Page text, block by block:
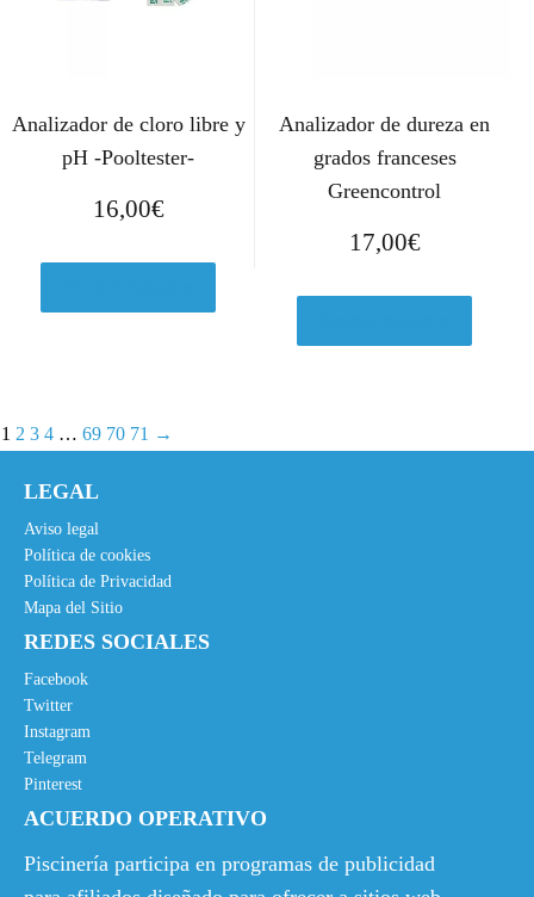
Analizador de cloro libre y
pH -Pooltester-
16,00€
Analizador de dureza en
grados franceses
Greencontrol
17,00€
1 2 3 4 … 69 70 71 →
LEGAL
Aviso legal
Política de cookies
Política de Privacidad
Mapa del Sitio
REDES SOCIALES
Facebook
Twitter
Instagram
Telegram
Pinterest
ACUERDO OPERATIVO
Piscinería participa en programas de publicidad